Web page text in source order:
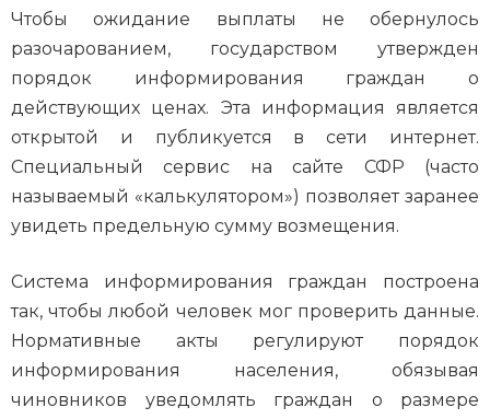
Чтобы ожидание выплаты не обернулось
разочарованием, государством утвержден
порядок информирования граждан о
действующих ценах. Эта информация является
открытой и публикуется в сети интернет.
Специальный сервис на сайте СФР (часто
называемый «калькулятором») позволяет заранее
увидеть предельную сумму возмещения.
Система информирования граждан построена
так, чтобы любой человек мог проверить данные.
Нормативные акты регулируют порядок
информирования населения, обязывая
чиновников уведомлять граждан о размере